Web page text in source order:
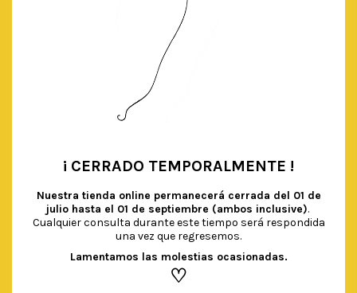
BANDERINES MINI (NEGRO)
€3.90 IVA Incluido
AÑADIR AL CARRITO
¡ CERRADO TEMPORALMENTE !
Nuestra tienda online permanecerá cerrada del 01 de
julio hasta el 01 de septiembre (ambos inclusive).
Cualquier consulta durante este tiempo será respondida
una vez que regresemos.
Lamentamos las molestias ocasionadas.
♡